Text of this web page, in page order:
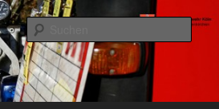
Löschgruppe Rodenkirchen